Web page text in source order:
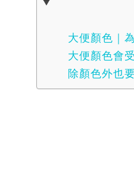
大便顏色｜
大便顏色會
除顏色外也